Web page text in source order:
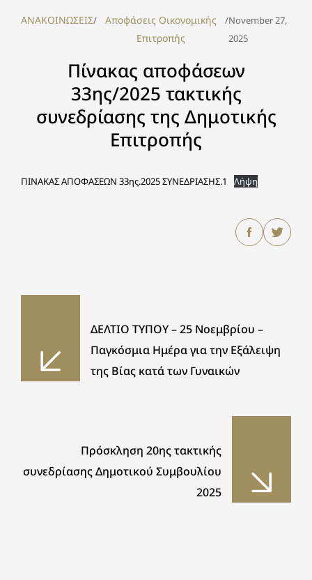
ΑΝΑΚΟΙΝΩΣΕΙΣ/
Αποφάσεις Οικονομικής
Επιτροπής
/November 27,
2025
Πίνακας αποφάσεων
33ης/2025 τακτικής
συνεδρίασης της Δημοτικής
Επιτροπής
ΠΙΝΑΚΑΣ ΑΠΟΦΑΣΕΩΝ 33ης.2025 ΣΥΝΕΔΡΙΑΣΗΣ.1 Λήψη
ΔΕΛΤΙΟ ΤΥΠΟΥ – 25 Νοεμβρίου –
Παγκόσμια Ημέρα για την Εξάλειψη
της Βίας κατά των Γυναικών
Πρόσκληση 20ης τακτικής
συνεδρίασης Δημοτικού Συμβουλίου
2025